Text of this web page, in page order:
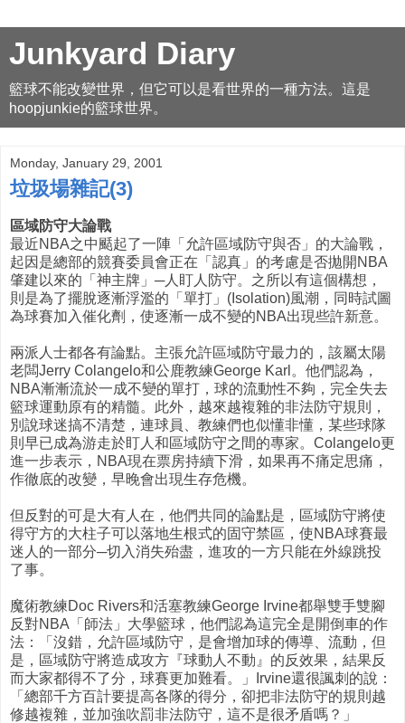
Junkyard Diary
籃球不能改變世界，但它可以是看世界的一種方法。這是
hoopjunkie的籃球世界。
Monday, January 29, 2001
垃圾場雜記(3)
區域防守大論戰
最近NBA之中颳起了一陣「允許區域防守與否」的大論戰，
起因是總部的競賽委員會正在「認真」的考慮是否拋開NBA
肇建以來的「神主牌」─人盯人防守。之所以有這個構想，
則是為了擺脫逐漸浮濫的「單打」(Isolation)風潮，同時試圖
為球賽加入催化劑，使逐漸一成不變的NBA出現些許新意。
兩派人士都各有論點。主張允許區域防守最力的，該屬太陽
老闆Jerry Colangelo和公鹿教練George Karl。他們認為，
NBA漸漸流於一成不變的單打，球的流動性不夠，完全失去
籃球運動原有的精髓。此外，越來越複雜的非法防守規則，
別說球迷搞不清楚，連球員、教練們也似懂非懂，某些球隊
則早已成為游走於盯人和區域防守之間的專家。Colangelo更
進一步表示，NBA現在票房持續下滑，如果再不痛定思痛，
作徹底的改變，早晚會出現生存危機。
但反對的可是大有人在，他們共同的論點是，區域防守將使
得守方的大柱子可以落地生根式的固守禁區，使NBA球賽最
迷人的一部分─切入消失殆盡，進攻的一方只能在外線跳投
了事。
魔術教練Doc Rivers和活塞教練George Irvine都舉雙手雙腳
反對NBA「師法」大學籃球，他們認為這完全是開倒車的作
法：「沒錯，允許區域防守，是會增加球的傳導、流動，但
是，區域防守將造成攻方『球動人不動』的反效果，結果反
而大家都得不了分，球賽更加難看。」Irvine還很諷刺的說：
「總部千方百計要提高各隊的得分，卻把非法防守的規則越
修越複雜，並加強吹罰非法防守，這不是很矛盾嗎？」